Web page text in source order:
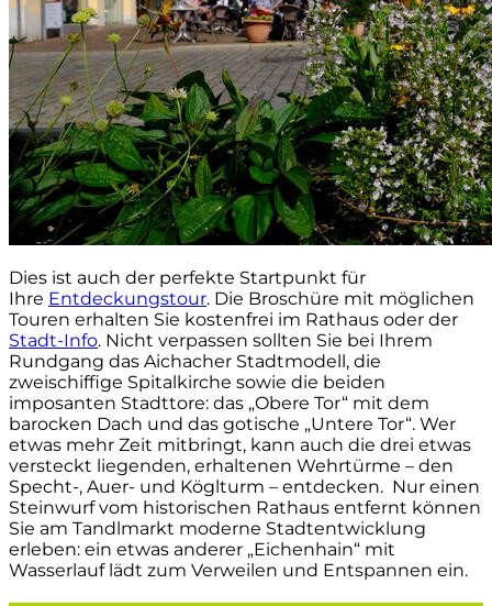
Dies ist auch der perfekte Startpunkt für
Ihre Entdeckungstour. Die Broschüre mit möglichen
Touren erhalten Sie kostenfrei im Rathaus oder der
Stadt-Info. Nicht verpassen sollten Sie bei Ihrem
Rundgang das Aichacher Stadtmodell, die
zweischiffige Spitalkirche sowie die beiden
imposanten Stadttore: das „Obere Tor“ mit dem
barocken Dach und das gotische „Untere Tor“. Wer
etwas mehr Zeit mitbringt, kann auch die drei etwas
versteckt liegenden, erhaltenen Wehrtürme – den
Specht-, Auer- und Köglturm – entdecken. Nur einen
Steinwurf vom historischen Rathaus entfernt können
Sie am Tandlmarkt moderne Stadtentwicklung
erleben: ein etwas anderer „Eichenhain“ mit
Wasserlauf lädt zum Verweilen und Entspannen ein.